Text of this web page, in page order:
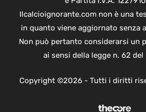
Ilcalcioignorante.com non è una
in quanto viene aggiornato senza
Non può pertanto considerarsi un
ai sensi della legge n. 62 del
Copyright ©2026 - Tutti i diritti